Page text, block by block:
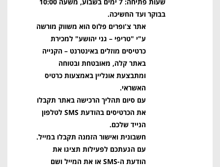
בבוקר ועד החשיכה.
אתר צ'ופרים פלוס הוא משווק מורשה
ע"י "טריפי – גני יהושע" למכירת
כרטיסים מוזלים באינטרנט – הקנייה
באתר קלה, מאובטחת ובטוחה
ומתבצעת אונליין באמצעות כרטיס
האשראי.
עם סיום תהליך הרכישה באתר תקבלו
את הכרטיסים בהודעת SMS לטלפון
הנייד שלכם.
חשבונית ואישור הזמנה תקבלו במייל.
עם הגעתכם לפעילות תציגו את
הודעת ה-SMS או את המייל ושם